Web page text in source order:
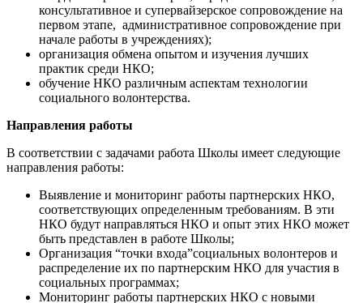
консультативное и супервайзерское сопровождение на
первом этапе, административное сопровождение при
начале работы в учреждениях);
организация обмена опытом и изучения лучших
практик среди НКО;
обучение НКО различным аспектам технологии
социального волонтерства.
Направления работы
В соответствии с задачами работа Школы имеет следующие
направления работы:
Выявление и мониторинг работы партнерских НКО,
соответствующих определенным требованиям. В эти
НКО будут направляться НКО и опыт этих НКО может
быть представлен в работе Школы;
Организация “точки входа”социальных волонтеров и
распределение их по партнерским НКО для участия в
социальных программах;
Мониторинг работы партнерских НКО с новыми